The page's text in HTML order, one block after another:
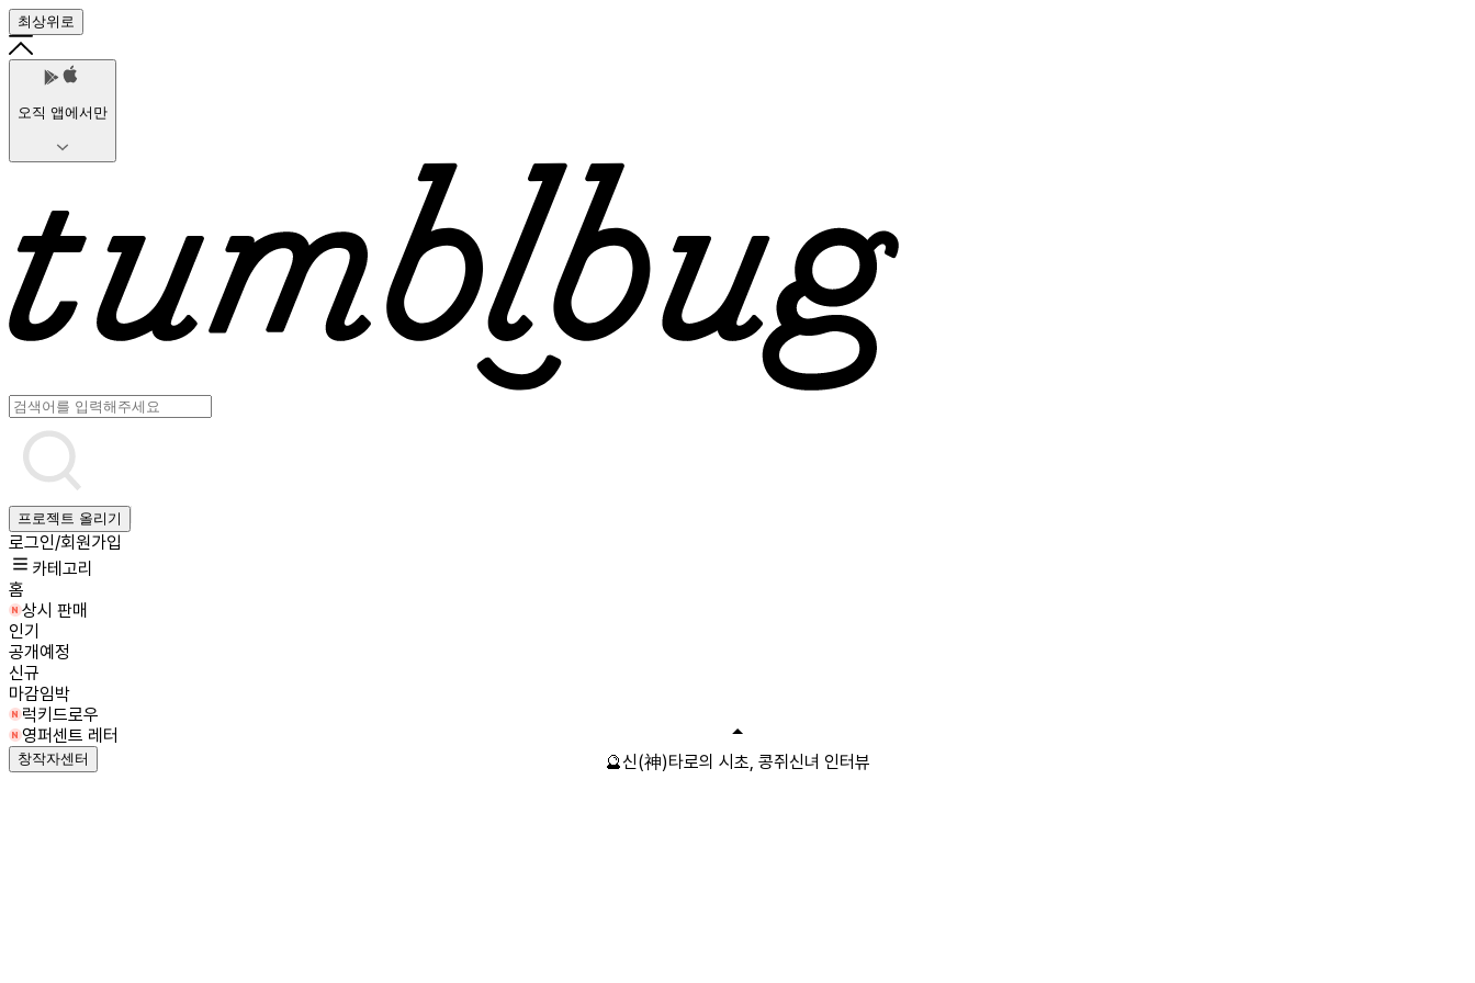
최상위로
오직 앱에서만
프로젝트 올리기
로그인/회원가입
카테고리
홈
상시 판매
인기
공개예정
신규
마감임박
럭키드로우
영퍼센트 레터
창작자센터 🔮신(神)타로의 시초, 콩쥐신녀 인터뷰